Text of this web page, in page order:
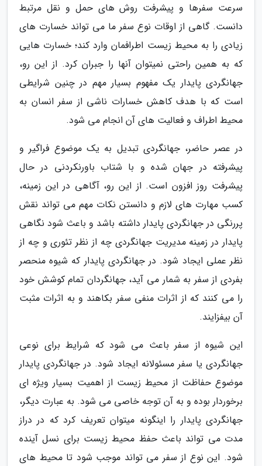
سرعت سفرها و پیشرفت روش های حمل و نقل مرتبط
دانست. گاهی از اوقات نوع سفر ما می تواند خسارت های
زیادی را به محیط زیست اطرافمان وارد کند؛ خسارت هایی
که به همین راحتی نمیتوان آنها را جبران کرد. از این رو،
جهانگردی پایدار یک مفهوم بسیار مهم در چنین شرایطی
است که با هدف کاهش خسارات ناشی از سفر انسان به
محیط اطراف و فعالیت های آن انجام می شود.
در عصر حاضر، جهانگردی تبدیل به یک موضوع فراگیر و
پیشرفته در جهان شده و با شتاب باورنکردنی در حال
پیشرفت روز افزون است. از این رو، آگاهی در این زمینه،
کسب مهارت های لازم و دانستن نکات مهم می تواند نقش
پررنگی در جهانگردی پایدار داشته باشد و باعث شود نگاهی
پایدار در زمینه مدیریت جهانگردی چه از نظر تئوری و چه از
نظر عملی ایجاد شود. در جهانگردی پایدار که شیوه منحصر
بفردی از سفر به شمار می آید، جهانگردان تمام کوشش خود
را می کنند که از اثرات منفی سفر بکاهند و به اثرات مثبت
آن بیفزایند.
این شیوه از سفر باعث می شود که شرایط برای نوعی
جهانگردی یا سفر مسئولانه ایجاد شود. در جهانگردی پایدار
موضوع حفاظت از محیط زیست از اهمیت بسیار ویژه ای
برخوردار بوده و به آن توجه خاصی می شود. به عبارت دیگر،
جهانگردی پایدار را اینگونه میتوان تعریف کرد که در دراز
مدت می تواند باعث حفظ محیط زیست برای نسل آینده
شود. این نوع از سفر می تواند موجب شود تا محیط های